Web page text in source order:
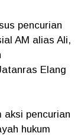
pencurian
AM alias Ali,
Elang
aksi pencurian
hukum